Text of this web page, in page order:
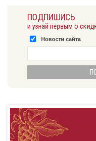
ПОДПИШИСЬ
и узнай первым о
Новости сайта